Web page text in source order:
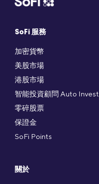
SoFi 服務
加密貨幣
美股市場
港股市場
智能投資顧問 Auto Invest
零碎股票
保證金
SoFi Points
關於